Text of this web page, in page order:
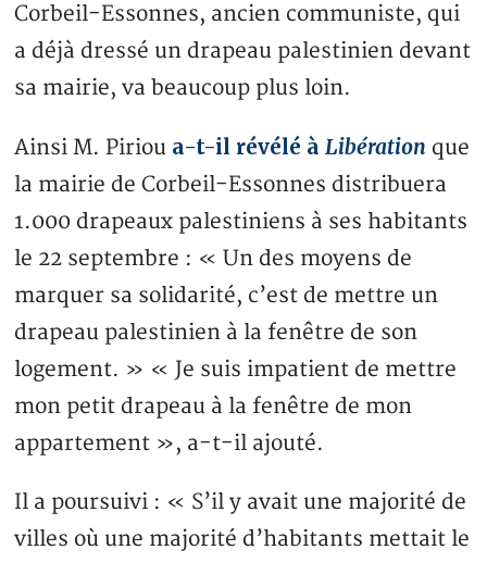
Corbeil-Essonnes, ancien communiste, qui
a déjà dressé un drapeau palestinien devant
sa mairie, va beaucoup plus loin.
Ainsi M. Piriou a-t-il révélé àLibération que
la mairie de Corbeil-Essonnes distribuera
1.000 drapeaux palestiniens à ses habitants
le 22 septembre : « Un des moyens de
marquer sa solidarité, c’est de mettre un
drapeau palestinien à la fenêtre de son
logement. » « Je suis impatient de mettre
mon petit drapeau à la fenêtre de mon
appartement », a-t-il ajouté.
Il a poursuivi : « S’il y avait une majorité de
villes où une majorité d’habitants mettait le